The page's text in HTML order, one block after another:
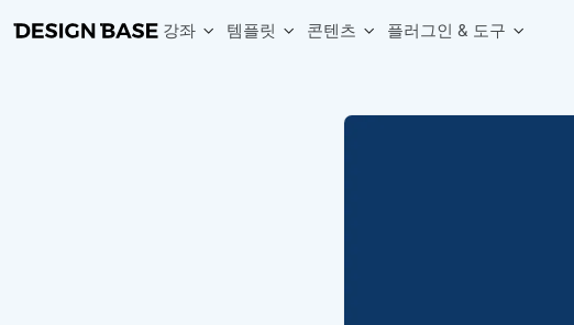
강좌 템플릿 콘텐츠 플러그인 & 도구